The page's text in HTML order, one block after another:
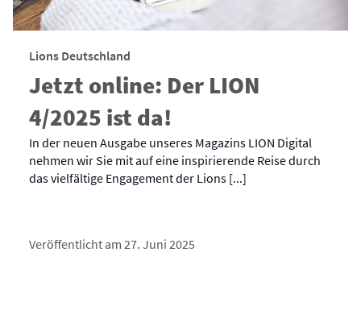
Lions Deutschland
Jetzt online: Der LION
4/2025 ist da!
In der neuen Ausgabe unseres Magazins LION Digital
nehmen wir Sie mit auf eine inspirierende Reise durch
das vielfältige Engagement der Lions [...]
Veröffentlicht am 27. Juni 2025